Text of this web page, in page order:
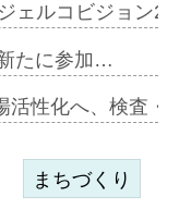
ェルコビジョン
たに参加…
活性化へ、検査・
まちづくり